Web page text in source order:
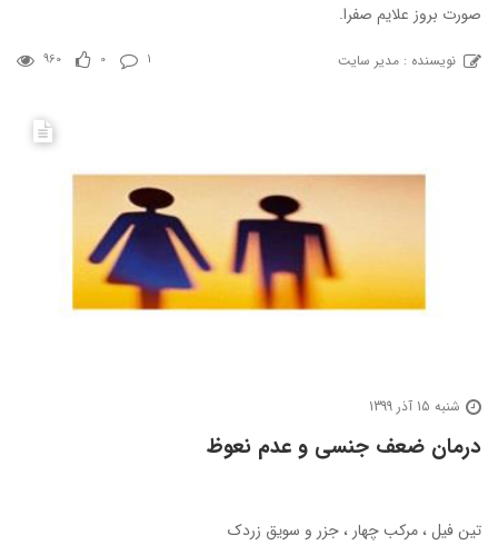
صورت بروز علایم صفرا.
نویسنده : مدیر سایت 960 0 1
شنبه 15 آذر 1399
درمان ضعف جنسی و عدم نعوظ
تین فیل ، مرکب چهار ، جزر و سویق زردک